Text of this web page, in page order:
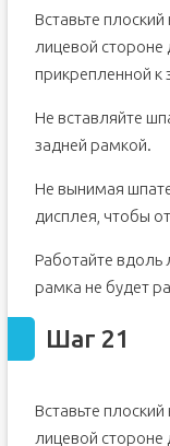
Вставьте
лицевой стороне
прикрепленной к
Не вставляйте
задней рамкой.
Не вынимая
дисплея, чтобы
Работайте вдоль
рамка не будет
Шаг 21
Вставьте
лицевой стороне